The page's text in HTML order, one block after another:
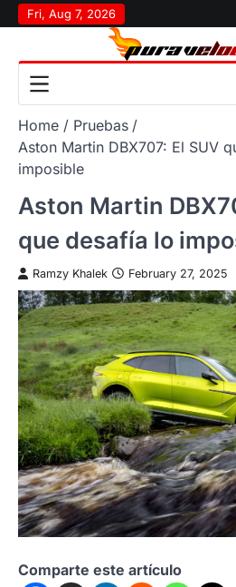
Skip
to
Fri, Aug 7, 2026
Home
Pruebas
Aston Martin DBX707: El SUV
imposible
Aston Martin
que desafía lo
Ramzy Khalek February 27, 2025
Comparte este artículo